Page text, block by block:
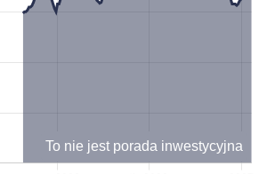
To nie jest porada inwestycyjna